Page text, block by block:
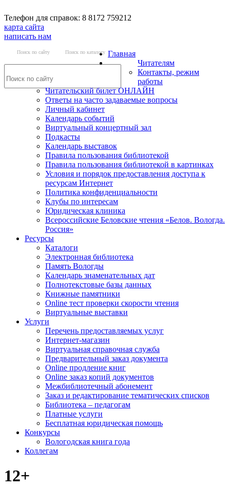
Телефон для справок: 8 8172 759212
карта сайта
написать нам
Поиск по сайту Поиск по каталогу Главная
Читателям
Контакты, режим
работы
Читательский билет ОНЛАЙН
Ответы на часто задаваемые вопросы
Личный кабинет
Календарь событий
Виртуальный концертный зал
Подкасты
Календарь выставок
Правила пользования библиотекой
Правила пользования библиотекой в картинках
Условия и порядок предоставления доступа к
ресурсам Интернет
Политика конфиденциальности
Клубы по интересам
Юридическая клиника
Всероссийские Беловские чтения «Белов. Вологда.
Россия»
Ресурсы
Каталоги
Электронная библиотека
Память Вологды
Календарь знаменательных дат
Полнотекстовые базы данных
Книжные памятники
Online тест проверки скорости чтения
Виртуальные выставки
Услуги
Перечень предоставляемых услуг
Интернет-магазин
Виртуальная справочная служба
Предварительный заказ документа
Online продление книг
Online заказ копий документов
Межбиблиотечный абонемент
Заказ и редактирование тематических списков
Библиотека – педагогам
Платные услуги
Бесплатная юридическая помощь
Конкурсы
Вологодская книга года
Коллегам
12+